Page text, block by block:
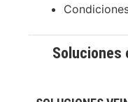
Soluciones